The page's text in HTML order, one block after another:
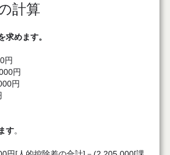
計算
求めます。
円
円
円
円
す。